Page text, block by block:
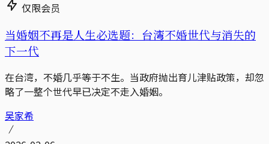
仅限会员
当婚姻不再是人生必选题：台湾不婚世代与消失的
下一代
在台湾，不婚几乎等于不生。当政府抛出育儿津贴政策，却忽
略了一整个世代早已决定不走入婚姻。
吴家希